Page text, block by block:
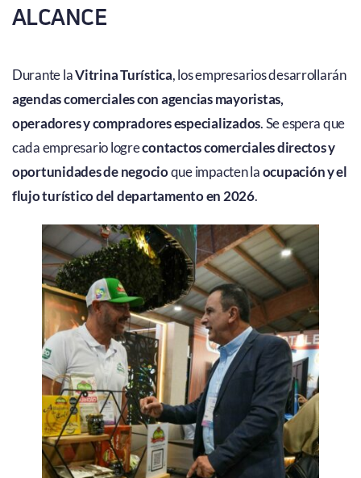
ALCANCE
Durante laVitrina Turística, los empresarios desarrollarán
agendas comerciales con agencias mayoristas,
operadores y compradores especializados. Se espera que
cada empresario logrecontactos comerciales directos y
oportunidades de negocioque impacten laocupación y el
flujo turístico del departamento en 2026.